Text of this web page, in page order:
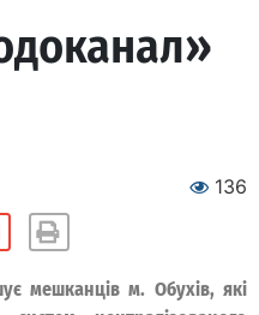
136
мешканців м. Обухів, які